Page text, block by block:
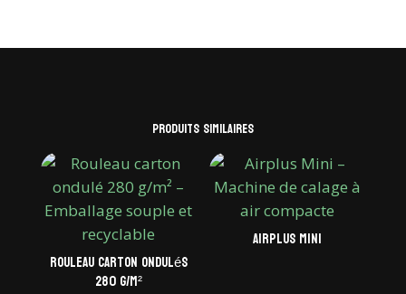
Produits similaires
Rouleau carton ondulés
280 g/m²
AIRplus Mini